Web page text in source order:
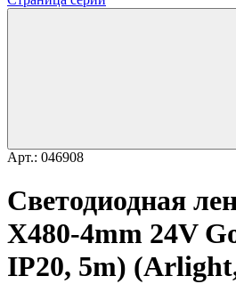
Арт.: 046908
Светодиодная
X480-4mm 24V
IP20, 5m)